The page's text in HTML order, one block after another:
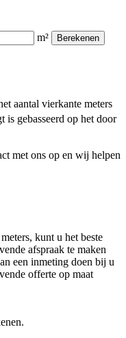
m² Berekenen
aantal vierkante meters
gebasseerd op het door
met ons op en wij helpen
kunt u het beste
afspraak te maken
een inmeting doen bij u
offerte op maat